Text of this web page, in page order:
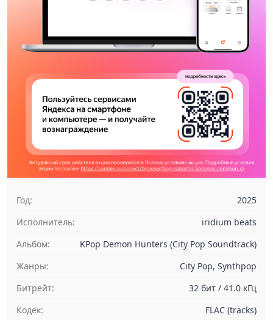
Год:
2025
Исполнитель:
iridium beats
Альбом:
KPop Demon Hunters (City Pop Soundtrack)
Жанры:
City Pop, Synthpop
Битрейт:
32 бит / 41.0 кГц
Кодек:
FLAC (tracks)